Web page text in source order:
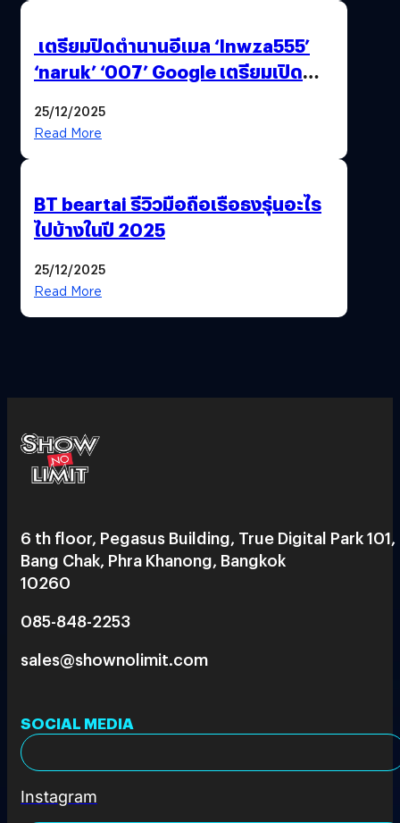
เตรียมปิดตำนานอีเมล ‘lnwza555’
‘naruk’ ‘007’ Google เตรียมเปิด
25/12/2025
Read More
BT beartai รีวิวมือถือเรือธงรุ่นอะไร
ไปบ้างในปี 2025
25/12/2025
Read More
6 th floor, Pegasus Building, True Digital Park 101,
Bang Chak, Phra Khanong, Bangkok
10260
085-848-2253
sales@shownolimit.com
SOCIAL MEDIA
Instagram